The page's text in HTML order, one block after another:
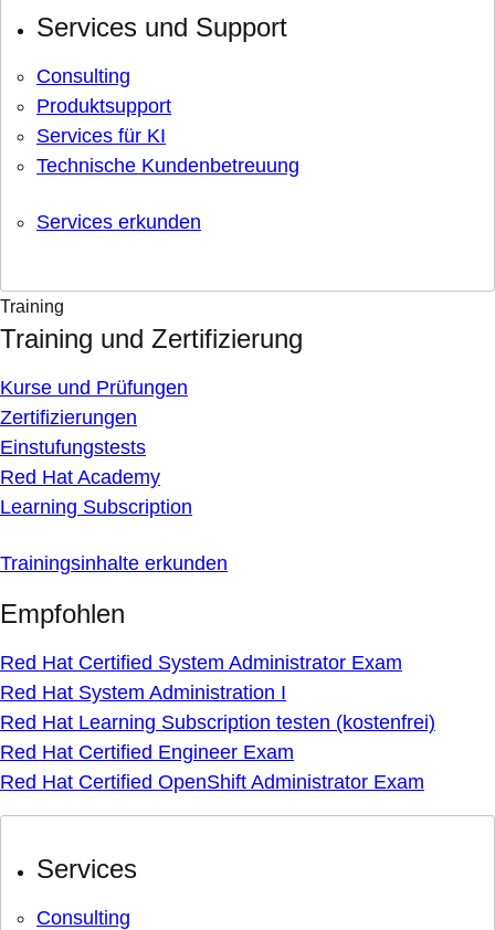
Services und Support
Consulting
Produktsupport
Services für KI
Technische Kundenbetreuung
Services erkunden
Training
Training und Zertifizierung
Kurse und Prüfungen
Zertifizierungen
Einstufungstests
Red Hat Academy
Learning Subscription
Trainingsinhalte erkunden
Empfohlen
Red Hat Certified System Administrator Exam
Red Hat System Administration I
Red Hat Learning Subscription testen (kostenfrei)
Red Hat Certified Engineer Exam
Red Hat Certified OpenShift Administrator Exam
Services
Consulting